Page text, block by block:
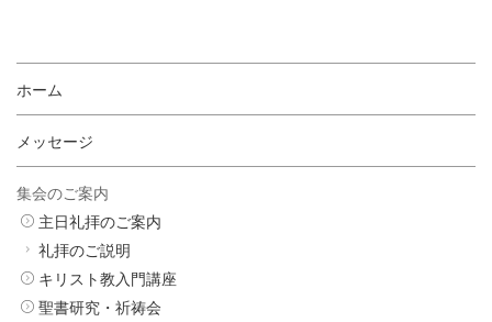
ホーム
メッセージ
集会のご案内
主日礼拝のご案内
礼拝のご説明
キリスト教入門講座
聖書研究・祈祷会